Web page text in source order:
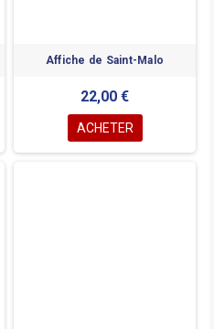
Affiche de Saint-Malo
22,00 €
ACHETER